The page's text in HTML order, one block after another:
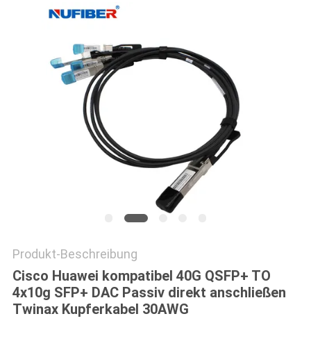
DATENSCHUTZRICHTLINIE
Produkt-Beschreibung
Cisco Huawei kompatibel 40G QSFP+ TO
4x10g SFP+ DAC Passiv direkt anschließen
Twinax Kupferkabel 30AWG